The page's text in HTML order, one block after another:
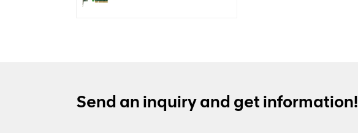
Send an inquiry and get information!